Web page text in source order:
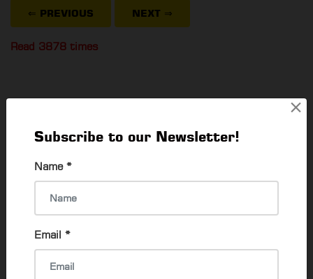
×
Subscribe to our Newsletter!
Name *
Email *
⇐ PREVIOUS NEXT ⇒
Read 3878 times
Channel များ
Channel Myanmar ရဲ့ ပထမဆုံး Official